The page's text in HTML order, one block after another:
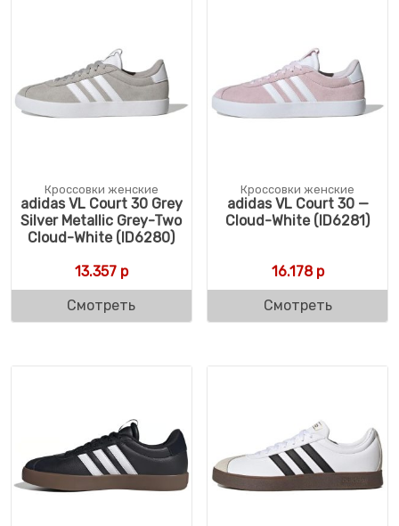
Кроссовки женские
adidas VL Court 30 Grey
Silver Metallic Grey-Two
Cloud-White (ID6280)
13.357р
Смотреть
Кроссовки женские
adidas VL Court 30 —
Cloud-White (ID6281)
16.178р
Смотреть